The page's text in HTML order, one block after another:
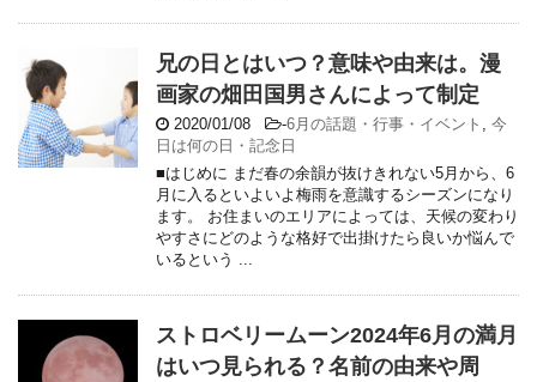
兄の日とはいつ？意味や由来は。漫
画家の畑田国男さんによって制定
2020/01/08 -6月の話題・行事・イベント , 今
日は何の日・記念日
■はじめに まだ春の余韻が抜けきれない5月から、6
月に入るといよいよ梅雨を意識するシーズンになり
ます。 お住まいのエリアによっては、天候の変わり
やすさにどのような格好で出掛けたら良いか悩んで
いるという ...
ストロベリームーン2024年6月の満月
はいつ見られる？名前の由来や周